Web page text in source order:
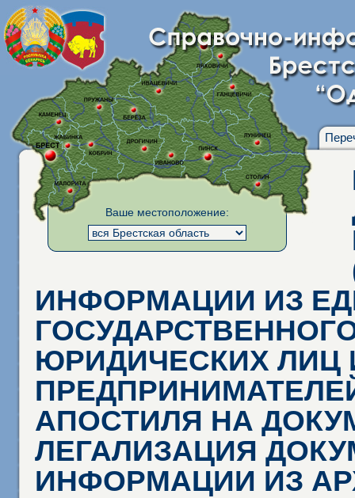
Ваше местоположение:
ИНФОРМАЦИИ ИЗ
ЮРИДИЧЕСКИХ ЛИЦ
АПОСТИЛЯ НА
ЛЕГАЛИЗАЦИЯ
ИНФОРМАЦИИ ИЗ